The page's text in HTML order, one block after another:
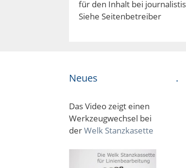
für den Inhalt bei
Siehe Seitenbetreiber
Neues
Das Video zeigt einen
Werkzeugwechsel bei
derWelk Stanzkasette
.